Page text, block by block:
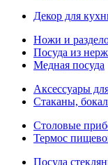
Декор для
Ножи и
Посуда из
Медная посуда
Аксессуары
Стаканы,
Столовые
Термос
Посуда